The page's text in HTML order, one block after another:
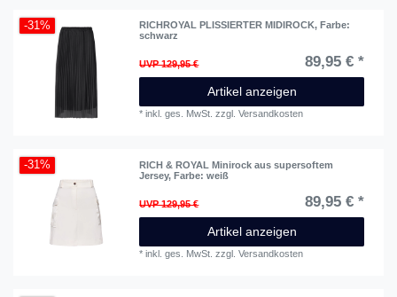
-31% RICHROYAL PLISSIERTER MIDIROCK, Farbe:
schwarz
UVP 129,95 € 89,95 € *
Artikel anzeigen
*inkl. ges. MwSt. zzgl.Versandkosten
-31%
RICH & ROYAL Minirock aus supersoftem
Jersey, Farbe: weiß
UVP 129,95 € 89,95 € *
Artikel anzeigen
*inkl. ges. MwSt. zzgl.Versandkosten